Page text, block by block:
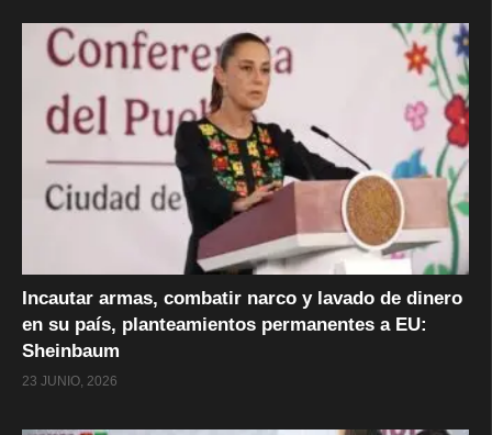
Incautar armas, combatir narco y lavado de dinero
en su país, planteamientos permanentes a EU:
Sheinbaum
23 JUNIO, 2026